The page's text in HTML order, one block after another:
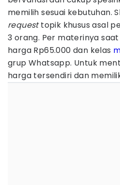
memilih sesuai kebutuhan.
requesttopik khusus asal
3 orang. Per materinya
harga Rp65.000 dan kelas
grup Whatsapp. Untuk
harga tersendiri dan